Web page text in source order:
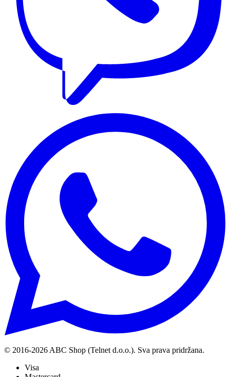
© 2016-2026 ABC Shop (Telnet d.o.o.). Sva prava pridržana.
Visa